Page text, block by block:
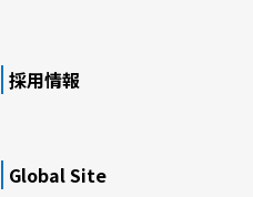
採用情報
Global Site